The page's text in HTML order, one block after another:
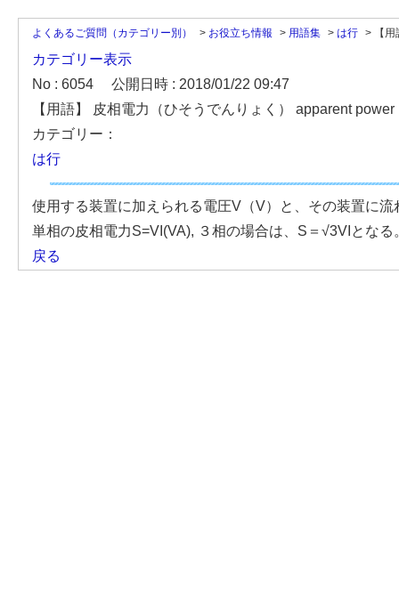
よくあるご質問（カテゴリー別） > お役立ち情報 > 用語集 > は行 > 【
カテゴリー表示
No : 6054
公開日時 : 2018/01/22 09:47
【用語】 皮相電力（ひそうでんりょく） apparent power
カテゴリー：
は行
使用する装置に加えられる電圧V（V）と、その装置に
単相の皮相電力S=VI(VA), ３相の場合は、S＝√3VIとな
戻る